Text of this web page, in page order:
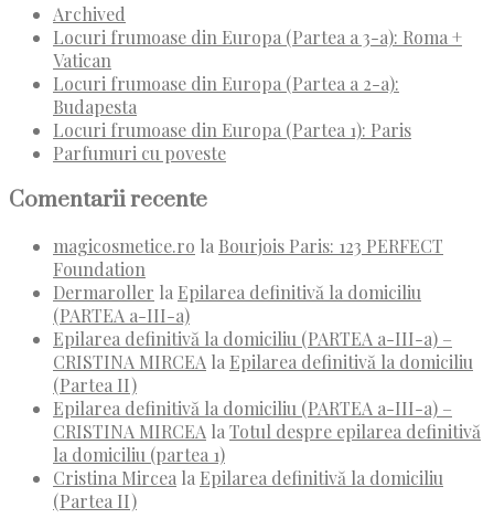
Archived
Locuri frumoase din Europa (Partea a 3-a): Roma +
Vatican
Locuri frumoase din Europa (Partea a 2-a):
Budapesta
Locuri frumoase din Europa (Partea 1): Paris
Parfumuri cu poveste
Comentarii recente
magicosmetice.ro la Bourjois Paris: 123 PERFECT
Foundation
Dermaroller la Epilarea definitivă la domiciliu
(PARTEA a-III-a)
Epilarea definitivă la domiciliu (PARTEA a-III-a) –
CRISTINA MIRCEA la Epilarea definitivă la domiciliu
(Partea II)
Epilarea definitivă la domiciliu (PARTEA a-III-a) –
CRISTINA MIRCEA laTotul despre epilarea definitivă
la domiciliu (partea 1)
Cristina Mircea la Epilarea definitivă la domiciliu
(Partea II)